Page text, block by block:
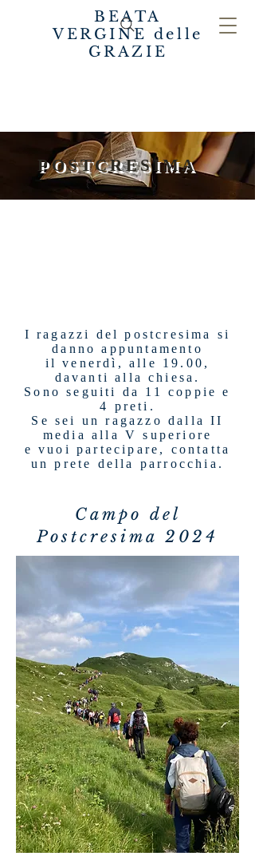
BEATA
VERGINE delle
GRAZIE
POSTCRESIMA
I ragazzi del postcresima si
danno appuntamento
il venerdì, alle 19.00,
davanti alla chiesa.
Sono seguiti da 11 coppie e
4 preti.
Se sei un ragazzo dalla II
media alla V superiore
e vuoi partecipare, contatta
un prete della parrocchia.
Campo del
Postcresima 2024